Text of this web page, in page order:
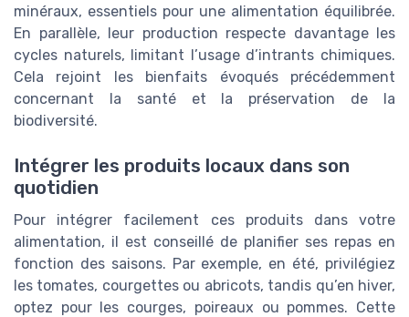
minéraux, essentiels pour une alimentation équilibrée.
En parallèle, leur production respecte davantage les
cycles naturels, limitant l’usage d’intrants chimiques.
Cela rejoint les bienfaits évoqués précédemment
concernant la santé et la préservation de la
biodiversité.
Intégrer les produits locaux dans son
quotidien
Pour intégrer facilement ces produits dans votre
alimentation, il est conseillé de planifier ses repas en
fonction des saisons. Par exemple, en été, privilégiez
les tomates, courgettes ou abricots, tandis qu’en hiver,
optez pour les courges, poireaux ou pommes. Cette